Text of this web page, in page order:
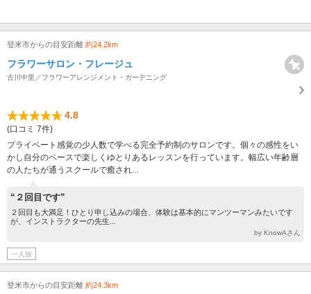
登米市からの目安距離 約24.2km
フラワーサロン・フレージュ
古川中里／フラワーアレンジメント・ガーデニング
4.8
(口コミ 7件)
プライベート感覚の少人数で学べる完全予約制のサロンです。個々の感性をい
かし自分のペースで楽しくゆとりあるレッスンを行っています。幅広い年齢層
の人たちが通うスクールで癒され...
“２回目です”
２回目も大満足！ひとり申し込みの場合、体験は基本的にマンツーマンみたいです
が、インストラクターの先生...
by KnowAさん
一人旅
登米市からの目安距離 約24.3km